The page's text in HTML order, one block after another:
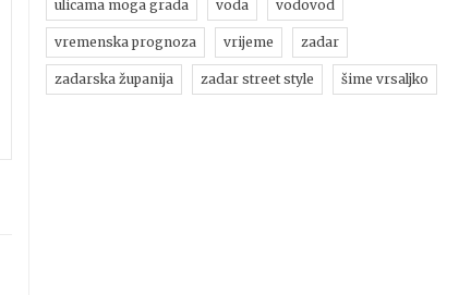
ulicama moga grada voda vodovod
vremenska prognoza vrijeme zadar
zadarska županija zadar street style šime vrsaljko